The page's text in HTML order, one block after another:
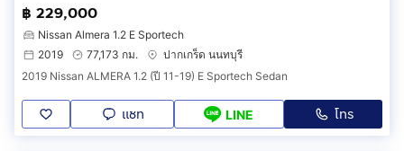
฿ 229,000
Nissan Almera 1.2 E Sportech
2019
77,173 กม.
ปากเกร็ด นนทบุรี
2019 Nissan ALMERA 1.2 (ปี 11-19) E Sportech Sedan
แชท LINE โทร